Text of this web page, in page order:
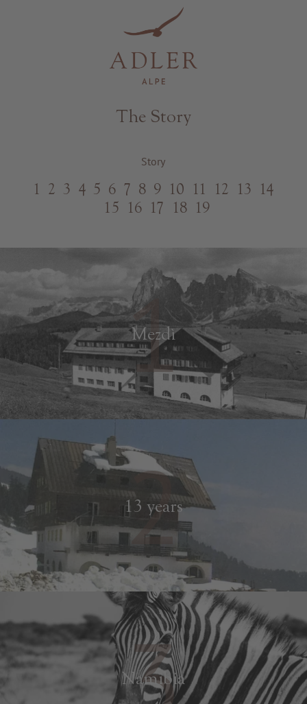
Resorts & Retreats
The Story
Story
1 2 3 4 5 6 7 8 9 10 11 12 13
14
15
16 17 18 19
1
Mezdì
2
13 years
Namibia